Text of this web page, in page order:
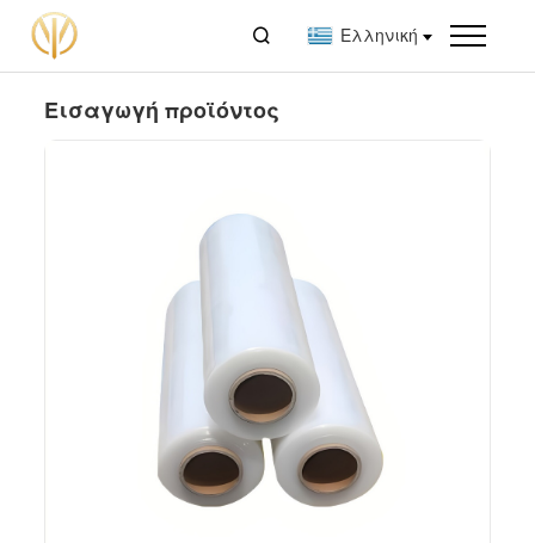
 Ελληνική
Εισαγωγή προϊόντος